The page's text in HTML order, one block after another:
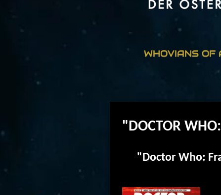
WHOVIANS OF
"DOCTOR
"Doctor Who: